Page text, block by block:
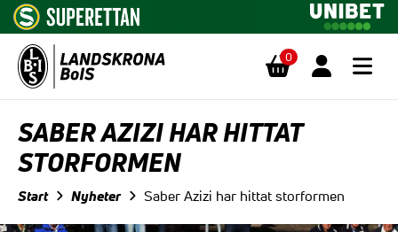
0
SABER AZIZI HAR HITTAT
STORFORMEN
Start Nyheter Saber Azizi har hittat storformen